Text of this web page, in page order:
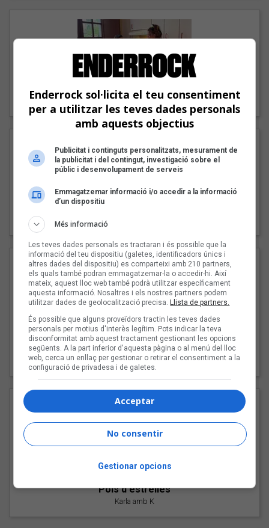
"Lo bueno y lo malo"
Carmen y María
Pep Álvarez amb Joan Muntaner (Xanguito)
"Les cabres"
94 Rules amb Compte
"Pols d'estrelles"
Karla amb K
Enderrock sol·licita el teu consentiment
per a utilitzar les teves dades personals
amb aquests objectius
Publicitat i continguts personalitzats, mesurament de
la publicitat i del contingut, investigació sobre el
públic i desenvolupament de serveis
Emmagatzemar informació i/o accedir a la informació
d’un dispositiu
Més informació
Les teves dades personals es tractaran i és possible que la
informació del teu dispositiu (galetes, identificadors únics i
altres dades del dispositiu) es comparteixi amb 210 partners,
els quals també podran emmagatzemar-la o accedir-hi. Així
mateix, aquest lloc web també podrà utilitzar específicament
aquesta informació. Nosaltres i els nostres partners podem
utilitzar dades de geolocalització precisa.Llista de partners.
És possible que alguns proveïdors tractin les teves dades
personals per motius d'interès legítim. Pots indicar la teva
disconformitat amb aquest tractament gestionant les opcions
següents. A la part inferior d'aquesta pàgina o al menú del lloc
web, cerca un enllaç per gestionar o retirar el consentiment a la
configuració de privadesa i de galetes.
Acceptar
No consentir
Gestionar opcions